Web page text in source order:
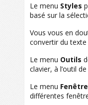
Le menu Styles
basé sur la
Vous vous en
convertir du
Le menu Outils
clavier, à l’outil
Le menu Fenêtre
différentes